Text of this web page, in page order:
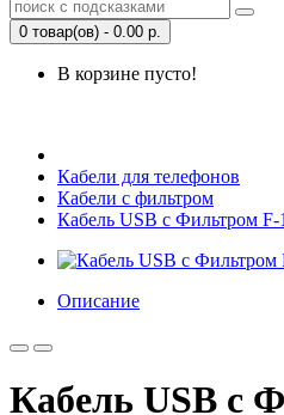
0 товар(ов) - 0.00 р.
В корзине пусто!
Кабели для телефонов
Кабели с фильтром
Кабель USB с Фильтром
Описание
Кабель USB с